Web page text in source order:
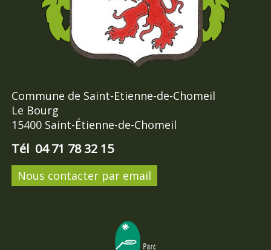
Commune de Saint-Etienne-de-Chomeil
Le Bourg
15400 Saint-Étienne-de-Chomeil
Tél 04 71 78 32 15
Nous contacter par email